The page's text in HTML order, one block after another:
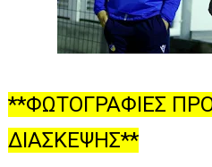
**ΦΩΤΟΓΡΑΦΙΕΣ
ΔΙΑΣΚΕΨΗΣ**